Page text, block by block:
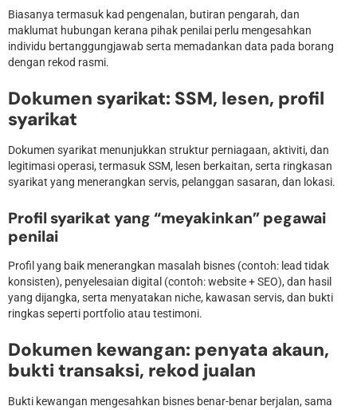
Biasanya termasuk kad pengenalan, butiran pengarah, dan
maklumat hubungan kerana pihak penilai perlu mengesahkan
individu bertanggungjawab serta memadankan data pada borang
dengan rekod rasmi.
Dokumen syarikat: SSM, lesen, profil
syarikat
Dokumen syarikat menunjukkan struktur perniagaan, aktiviti, dan
legitimasi operasi, termasuk SSM, lesen berkaitan, serta ringkasan
syarikat yang menerangkan servis, pelanggan sasaran, dan lokasi.
Profil syarikat yang “meyakinkan” pegawai
penilai
Profil yang baik menerangkan masalah bisnes (contoh: lead tidak
konsisten), penyelesaian digital (contoh: website + SEO), dan hasil
yang dijangka, serta menyatakan niche, kawasan servis, dan bukti
ringkas seperti portfolio atau testimoni.
Dokumen kewangan: penyata akaun,
bukti transaksi, rekod jualan
Bukti kewangan mengesahkan bisnes benar-benar berjalan, sama